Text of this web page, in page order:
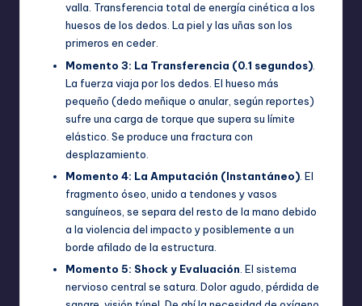
valla. Transferencia total de energía cinética a los
huesos de los dedos. La piel y las uñas son los
primeros en ceder.
Momento 3: La Transferencia (0.1 segundos)
La fuerza viaja por los dedos. El hueso más
pequeño (dedo meñique o anular, según reportes)
sufre una carga de torque que supera su límite
elástico. Se produce una fractura con
desplazamiento.
Momento 4: La Amputación (Instantáneo) . El
fragmento óseo, unido a tendones y vasos
sanguíneos, se separa del resto de la mano debido
a la violencia del impacto y posiblemente a un
borde afilado de la estructura.
Momento 5: Shock y Evaluación . El sistema
nervioso central se satura. Dolor agudo, pérdida de